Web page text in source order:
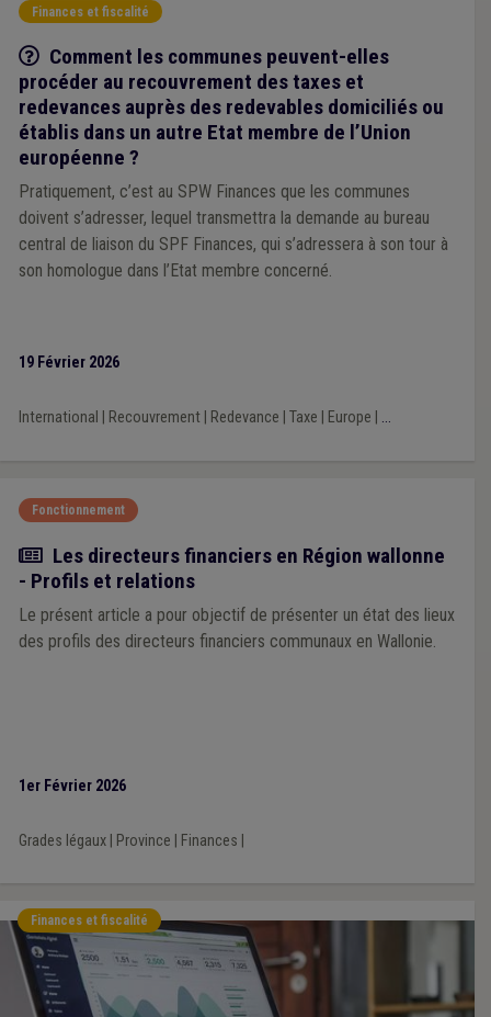
Finances et fiscalité
Q/R
Comment les communes peuvent-elles
procéder au recouvrement des taxes et
redevances auprès des redevables domiciliés ou
établis dans un autre Etat membre de l’Union
européenne ?
Pratiquement, c’est au SPW Finances que les communes
doivent s’adresser, lequel transmettra la demande au bureau
central de liaison du SPF Finances, qui s’adressera à son tour à
son homologue dans l’Etat membre concerné.
19 Février 2026
International Recouvrement| Redevance Taxe Europe ...
Fonctionnement
Article
Les directeurs financiers en Région wallonne
- Profils et relations
Le présent article a pour objectif de présenter un état des lieux
des profils des directeurs financiers communaux en Wallonie.
1er Février 2026
Grades légaux| Province Finances
Finances et fiscalité